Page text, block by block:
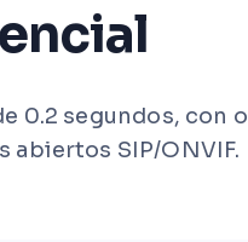
0.2 segundos, con o
abiertos SIP/ONVIF.